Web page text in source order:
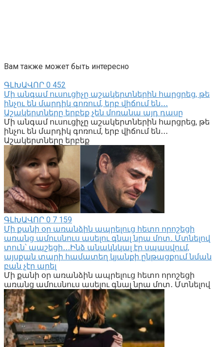
Вам также может быть интересно
ԳԼԽԱՎՈՐ 0 452
Մի անգամ ուսուցիչը աշակերտներին հարցրեց, թե
ինչու են մարդիկ գոռում, երբ վիճում են․․․
Աշակերտները երբեք չեն մոռանա այդ դասը
Մի անգամ ուսուցիչը աշակերտներին հարցրեց, թե
ինչու են մարդիկ գոռում, երբ վիճում են․․․
Աշակերտները երբեք
ԳԼԽԱՎՈՐ 0 7 159
Մի քանի օր առանձին ապրելուց հետո որոշեցի
առանց ամուսնուս ասելու գնալ նրա մոտ․ Մտնելով
տուն՝ ապշեցի․․․Ինձ անակնկալ էր սպասվում,
այսքան տարի համատեղ կյանքի ընթացքում նման
բան չէր արել
Մի քանի օր առանձին ապրելուց հետո որոշեցի
առանց ամուսնուս ասելու գնալ նրա մոտ․ Մտնելով